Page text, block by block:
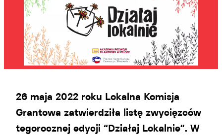
26 maja 2022 roku Lokalna Komisja
Grantowa zatwierdziła listę zwycięzców
tegorocznej edycji “Działaj Lokalnie”. W